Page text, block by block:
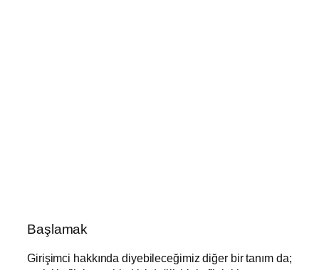
Başlamak
Girişimci hakkında diyebileceğimiz diğer bir tanım da;